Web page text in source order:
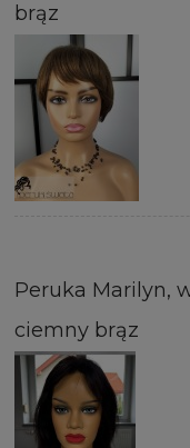
brąz
Peruka Marilyn,
ciemny brąz